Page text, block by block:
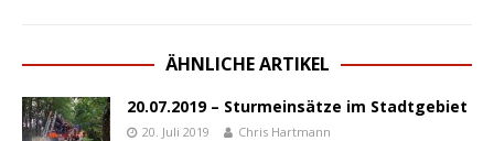
ÄHNLICHE ARTIKEL
20.07.2019 – Sturmeinsätze im Stadtgebiet
20. Juli 2019 Chris Hartmann